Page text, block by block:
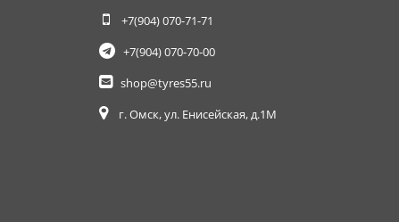
+7(904)070-71-71
+7(904)070-70-00
shop@tyres55.ru
г. Омск, ул. Енисейская, д.1М